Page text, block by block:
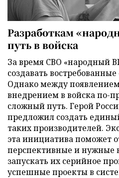
Разработкам
путь в войска
За время СВО «народный
создавать
Однако между
внедрением в войска по-
сложный путь. Герой
предложил создать
таких производителей.
эта инициатива поможет
перспективные и
запускать их серийное
успешные проекты в